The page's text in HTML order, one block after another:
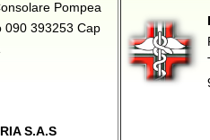
Pompea
090 393253 Cap
S.A.S